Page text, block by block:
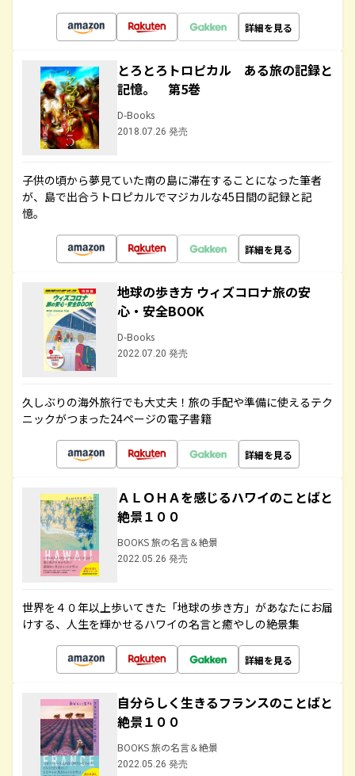
詳細を見る
とろとろトロピカル ある旅の記録と
記憶。 第5巻
D-Books
2018.07.26 発売
子供の頃から夢見ていた南の島に滞在することになった筆者
が、島で出合うトロピカルでマジカルな45日間の記録と記
憶。
詳細を見る
地球の歩き方 ウィズコロナ旅の安
心・安全BOOK
D-Books
2022.07.20 発売
久しぶりの海外旅行でも大丈夫！旅の手配や準備に使えるテク
ニックがつまった24ページの電子書籍
詳細を見る
ＡＬＯＨＡを感じるハワイのことばと
絶景１００
BOOKS 旅の名言＆絶景
2022.05.26 発売
世界を４０年以上歩いてきた「地球の歩き方」があなたにお届
けする、人生を輝かせるハワイの名言と癒やしの絶景集
詳細を見る
自分らしく生きるフランスのことばと
絶景１００
BOOKS 旅の名言＆絶景
2022.05.26 発売